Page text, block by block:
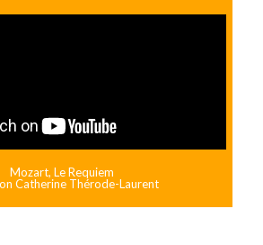
Mozart, Le Requiem
Catherine Thérode-Laurent